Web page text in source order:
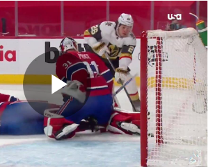
Play